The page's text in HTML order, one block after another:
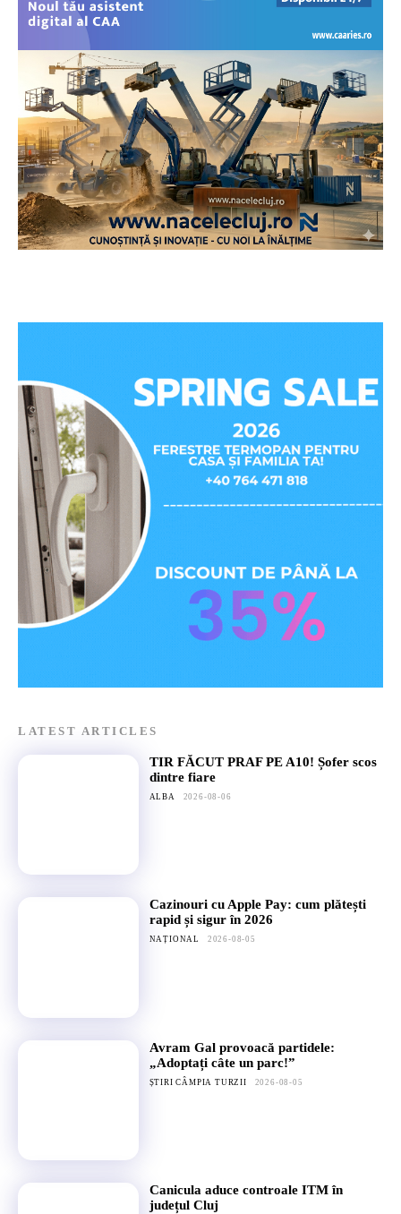
LATEST ARTICLES
TIR FĂCUT PRAF PE A10! Șofer scos
dintre fiare
ALBA 2026-08-06
Cazinouri cu Apple Pay: cum plătești
rapid și sigur în 2026
NAȚIONAL 2026-08-05
Avram Gal provoacă partidele:
„Adoptați câte un parc!”
ȘTIRI CÂMPIA TURZII 2026-08-05
Canicula aduce controale ITM în
județul Cluj